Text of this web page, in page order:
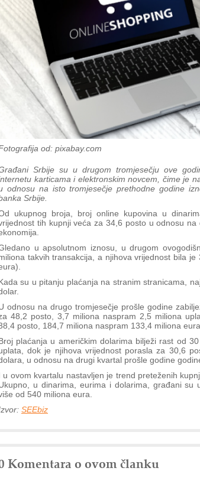
od: pixabay.com
Srbije su u drugom tromjesečju ove
karticama i elektronskim novcem, čime je
odnosu na isto tromjesečje prethodne godine
Srbije.
ukupnog broja, broj online kupovina u
tih kupnji veća za 34,6 posto u odnosu
u apsolutnom iznosu, u drugom
takvih transakcija, a njihova vrijednost bila
su u pitanju plaćanja na stranim stranicama,
odnosu na drugo tromjesečje prošle godine
48,2 posto, 3,7 miliona naspram 2,5 miliona
posto, 184,7 miliona naspram 133,4 miliona
plaćanja u američkim dolarima bilježi rast od
dok je njihova vrijednost porasla za 30,6
u odnosu na drugi kvartal prošle godine
u ovom kvartalu nastavljen je trend preteženih
u dinarima, eurima i dolarima, građani su
od 540 miliona eura.
SEEbiz
Komentara o ovom članku